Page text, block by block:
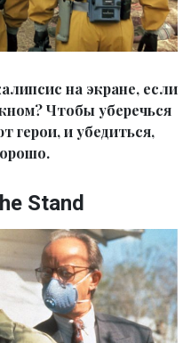
на экране, если
Чтобы уберечься
герои, и убедиться,
Stand